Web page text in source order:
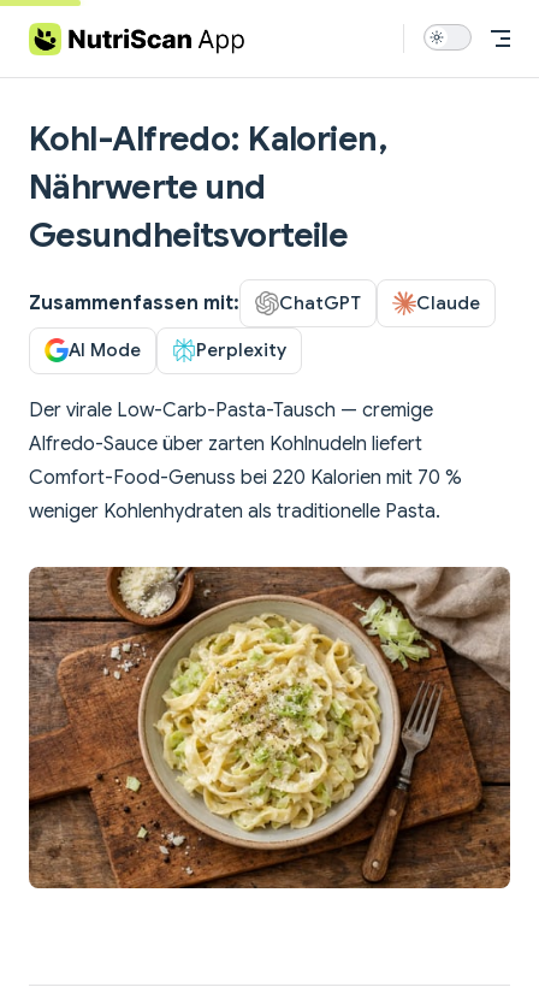
Skip to content
Kohl-Alfredo: Kalorien,
Nährwerte und
Gesundheitsvorteile
Zusammenfassen mit: ChatGPT Claude
AI Mode Perplexity
Der virale Low-Carb-Pasta-Tausch — cremige
Alfredo-Sauce über zarten Kohlnudeln liefert
Comfort-Food-Genuss bei 220 Kalorien mit 70 %
weniger Kohlenhydraten als traditionelle Pasta.